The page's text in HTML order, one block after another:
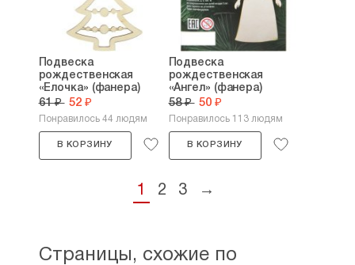
Подвеска
рождественская
«Елочка» (фанера)
61 ₽ 52 ₽
Понравилось 44 людям
В КОРЗИНУ
Подвеска
рождественская
«Ангел» (фанера)
58 ₽ 50 ₽
Понравилось 113 людям
В КОРЗИНУ
1 2 3 →
Страницы, схожие по